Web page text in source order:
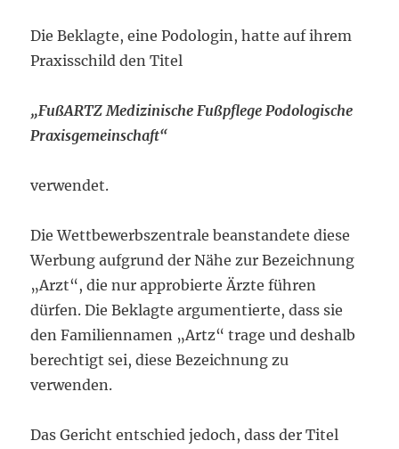
Die Beklagte, eine Podologin, hatte auf ihrem
Praxisschild den Titel
„FußARTZ Medizinische Fußpflege Podologische
Praxisgemeinschaft“
verwendet.
Die Wettbewerbszentrale beanstandete diese
Werbung aufgrund der Nähe zur Bezeichnung
„Arzt“, die nur approbierte Ärzte führen
dürfen. Die Beklagte argumentierte, dass sie
den Familiennamen „Artz“ trage und deshalb
berechtigt sei, diese Bezeichnung zu
verwenden.
Das Gericht entschied jedoch, dass der Titel